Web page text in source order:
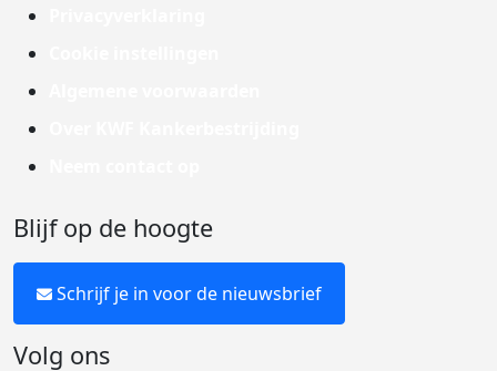
Blijf op de hoogte
Schrijf je in voor de nieuwsbrief
Volg ons